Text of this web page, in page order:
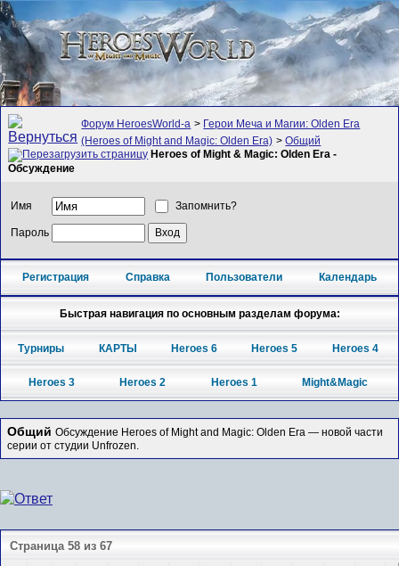
Форум HeroesWorld-а > Герои Меча и Магии: Olden Era
(Heroes of Might and Magic: Olden Era) >Общий
Heroes of Might & Magic: Olden Era -
Обсуждение
Имя Запомнить?
Пароль
Регистрация Справка Пользователи Календарь
Быстрая навигация по основным разделам форума:
Турниры КАРТЫ Heroes 6 Heroes 5 Heroes 4
Heroes 3 Heroes 2 Heroes 1 Might&Magic
Общий Обсуждение Heroes of Might and Magic: Olden Era — новой части
серии от студии Unfrozen.
Страница 58 из 67